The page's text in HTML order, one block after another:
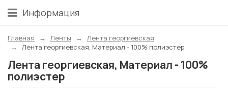
Информация
Главная Ленты
Лента георгиевская
Лента георгиевская, Материал - 100% полиэстер
Лента георгиевская, Материал - 100%
полиэстер